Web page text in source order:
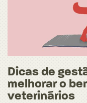
Dicas de
melhorar o
veterinários